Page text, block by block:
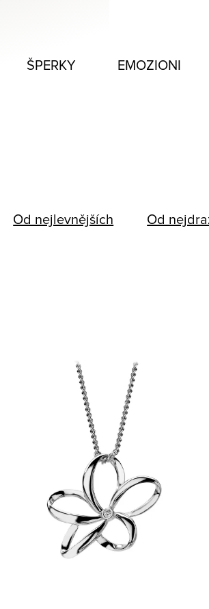
ŠPERKY EMOZIONI
Od nejlevnějších Od